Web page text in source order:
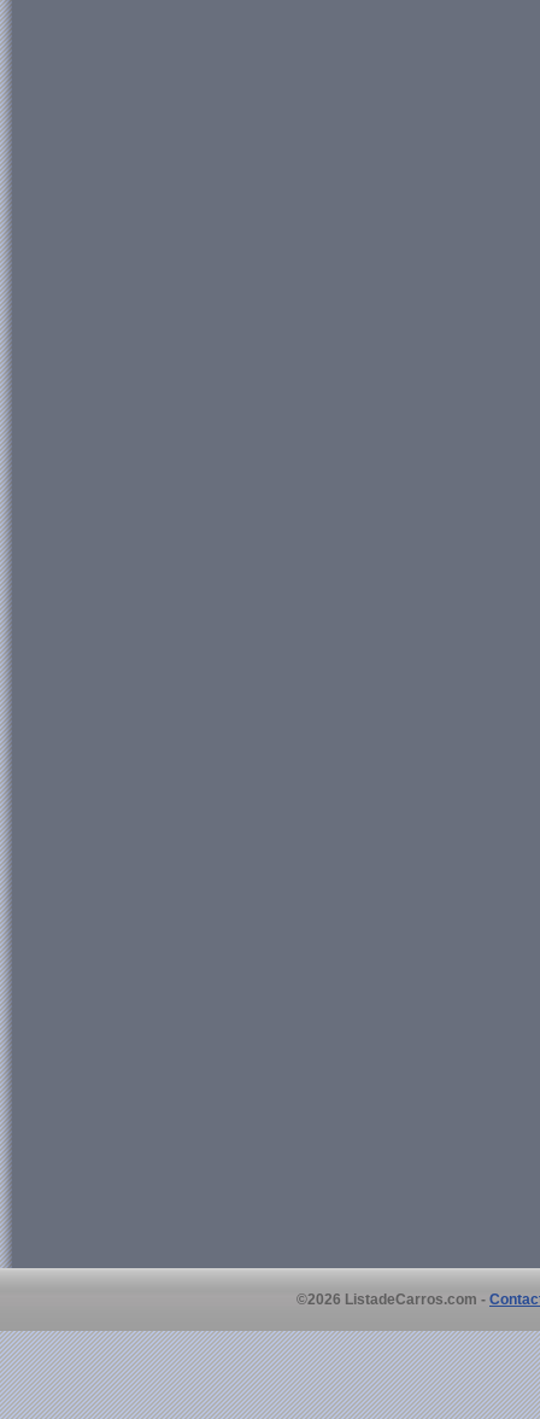
©2026 ListadeCarros.com -